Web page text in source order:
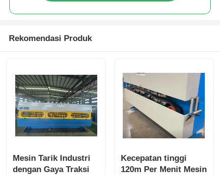
Rekomendasi Produk
Mesin Tarik Industri
dengan Gaya Traksi
Kecepatan tinggi
120m Per Menit Mesin